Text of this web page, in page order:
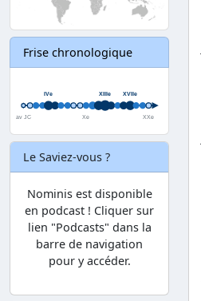
Frise chronologique
Le Saviez-vous ?
Nominis est disponible
en podcast ! Cliquer sur
lien "Podcasts" dans la
barre de navigation
pour y accéder.